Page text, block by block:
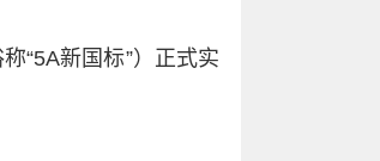
“5A新国标”）正式实